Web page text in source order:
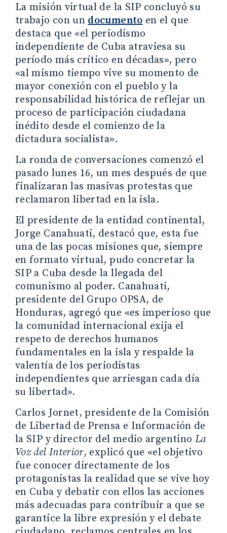
La misión virtual de la SIP concluyó su
trabajo con un documento en el que
destaca que «el periodismo
independiente de Cuba atraviesa su
período más crítico en décadas», pero
«al mismo tiempo vive su momento de
mayor conexión con el pueblo y la
responsabilidad histórica de reflejar un
proceso de participación ciudadana
inédito desde el comienzo de la
dictadura socialista».
La ronda de conversaciones comenzó el
pasado lunes 16, un mes después de que
finalizaran las masivas protestas que
reclamaron libertad en la isla.
El presidente de la entidad continental,
Jorge Canahuati, destacó que, esta fue
una de las pocas misiones que, siempre
en formato virtual, pudo concretar la
SIP a Cuba desde la llegada del
comunismo al poder. Canahuati,
presidente del Grupo OPSA, de
Honduras, agregó que «es imperioso que
la comunidad internacional exija el
respeto de derechos humanos
fundamentales en la isla y respalde la
valentía de los periodistas
independientes que arriesgan cada día
su libertad».
Carlos Jornet, presidente de la Comisión
de Libertad de Prensa e Información de
la SIP y director del medio argentino La
Voz del Interior, explicó que «el objetivo
fue conocer directamente de los
protagonistas la realidad que se vive hoy
en Cuba y debatir con ellos las acciones
más adecuadas para contribuir a que se
garantice la libre expresión y el debate